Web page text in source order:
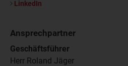
LinkedIn
Ansprechpartner
Geschäftsführer
Herr Roland Jäger